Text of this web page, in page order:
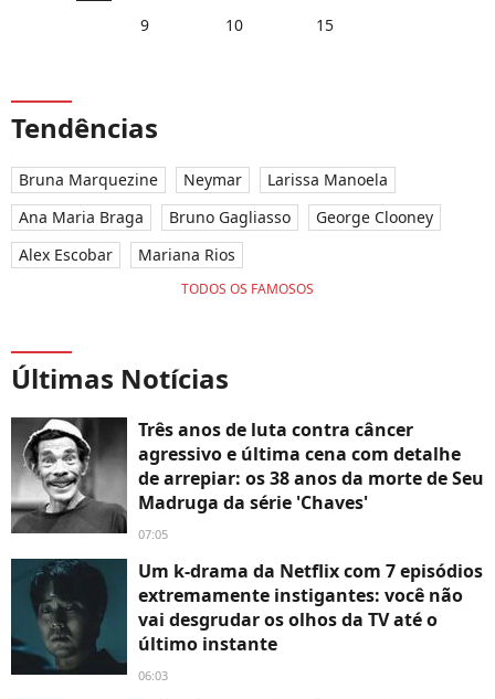
9 10 15
Tendências
Bruna Marquezine Neymar
Larissa Manoela
Ana Maria Braga
Bruno Gagliasso
George Clooney
Alex Escobar
Mariana Rios
TODOS OS FAMOSOS
Últimas Notícias
Três anos de luta contra câncer
agressivo e última cena com detalhe
de arrepiar: os 38 anos da morte de Seu
Madruga da série 'Chaves'
07:05
Um k-drama da Netflix com 7 episódios
extremamente instigantes: você não
vai desgrudar os olhos da TV até o
último instante
06:03